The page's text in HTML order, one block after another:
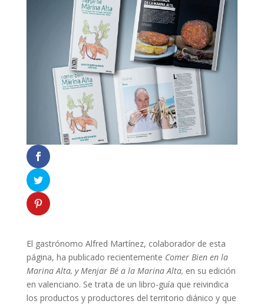
El gastrónomo Alfred Martínez, colaborador de esta
página, ha publicado recientemente Comer Bien en la
Marina Alta, y Menjar Bé a la Marina Alta, en su edición
en valenciano. Se trata de un libro-guía que reivindica
los productos y productores del territorio diánico y que